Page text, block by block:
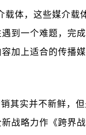
体，这些媒介载
到一个难题，完
加上适合的传播
其实并不新鲜，
战略力作《跨界